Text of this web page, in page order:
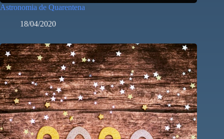
Astronomia de Quarentena
18/04/2020